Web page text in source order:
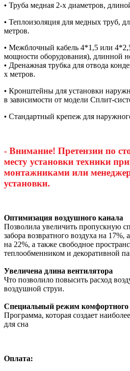
• Труба медная 2-х диаметров,
• Теплоизоляция для медных труб,
метров.
• Межблочный кабель 4*1,5 или
мощности оборудования), длинной
• Дренажная трубка для отвода
х метров.
• Кронштейны для установки
в зависимости от модели Сплит-
• Стандартный крепеж для
- Внимание! Претензии по
месту установки техники
монтажниками или
установки.
Оптимизация воздушного канала
Позволила увеличить пропускную
забора возвратного воздуха на 17%,
на 22%, а также свободное
теплообменником и декоративной
Увеличена длина вентилятора
Что позволило повысить расход
воздушной струи.
Специальный режим комфортного
Программа, которая создает
для сна
Оплата: